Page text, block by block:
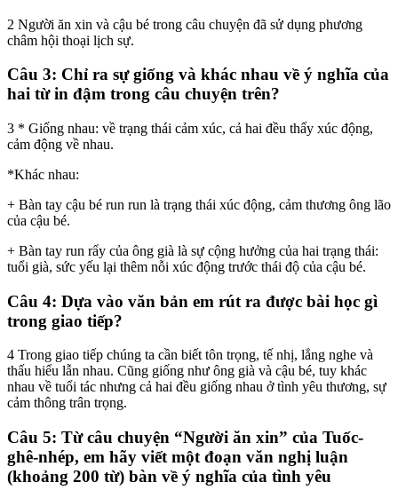
2 Người ăn xin và cậu bé trong câu chuyện đã sử dụng phương
châm hội thoại lịch sự.
Câu 3: Chỉ ra sự giống và khác nhau về ý nghĩa của
hai từ in đậm trong câu chuyện trên?
3 * Giống nhau: về trạng thái cảm xúc, cả hai đều thấy xúc động,
cảm động về nhau.
*Khác nhau:
+ Bàn tay cậu bé run run là trạng thái xúc động, cảm thương ông lão
của cậu bé.
+ Bàn tay run rẩy của ông già là sự cộng hưởng của hai trạng thái:
tuổi già, sức yếu lại thêm nỗi xúc động trước thái độ của cậu bé.
Câu 4: Dựa vào văn bản em rút ra được bài học gì
trong giao tiếp?
4 Trong giao tiếp chúng ta cần biết tôn trọng, tế nhị, lắng nghe và
thấu hiểu lẫn nhau. Cũng giống như ông già và cậu bé, tuy khác
nhau về tuổi tác nhưng cả hai đều giống nhau ở tình yêu thương, sự
cảm thông trân trọng.
Câu 5: Từ câu chuyện “Người ăn xin” của Tuốc-
ghê-nhép, em hãy viết một đoạn văn nghị luận
(khoảng 200 từ) bàn về ý nghĩa của tình yêu